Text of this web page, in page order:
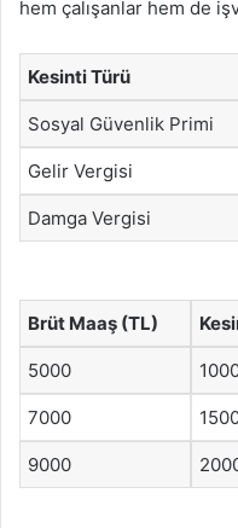
hem çalışanlar hem de
Kesinti Türü
Sosyal Güvenlik Primi
Gelir Vergisi
Damga Vergisi
Brüt Maaş (TL)
5000
7000
9000